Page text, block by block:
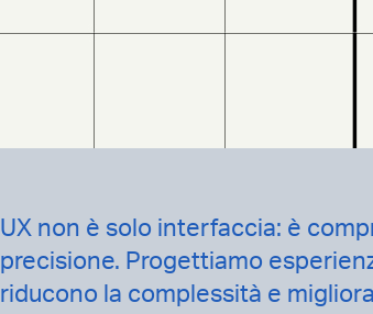
UX non è solo interfaccia: è
precisione. Progettiamo
riducono la complessità e